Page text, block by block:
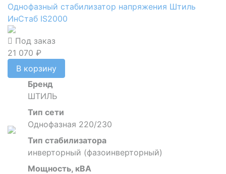
Однофазный стабилизатор напряжения Штиль
ИнСтаб IS2000
Под заказ
21 070 ₽
В корзину
Бренд
ШТИЛЬ
Тип сети
Однофазная 220/230
Тип стабилизатора
инверторный (фазоинверторный)
Мощность, кВА